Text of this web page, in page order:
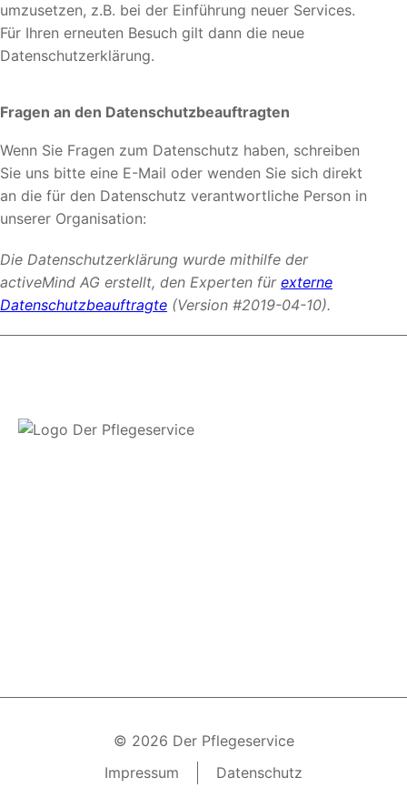
umzusetzen, z.B. bei der Einführung neuer Services.
Für Ihren erneuten Besuch gilt dann die neue
Datenschutzerklärung.
Fragen an den Datenschutzbeauftragten
Wenn Sie Fragen zum Datenschutz haben, schreiben
Sie uns bitte eine E-Mail oder wenden Sie sich direkt
an die für den Datenschutz verantwortliche Person in
unserer Organisation:
Die Datenschutzerklärung wurde mithilfe der
activeMind AG erstellt, den Experten für externe
Datenschutzbeauftragte (Version #2019-04-10).
© 2026 Der Pflegeservice
Impressum
Datenschutz